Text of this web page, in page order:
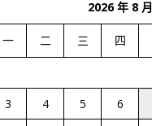
2026 年 8 月
一 二 三 四
3
4 5 6